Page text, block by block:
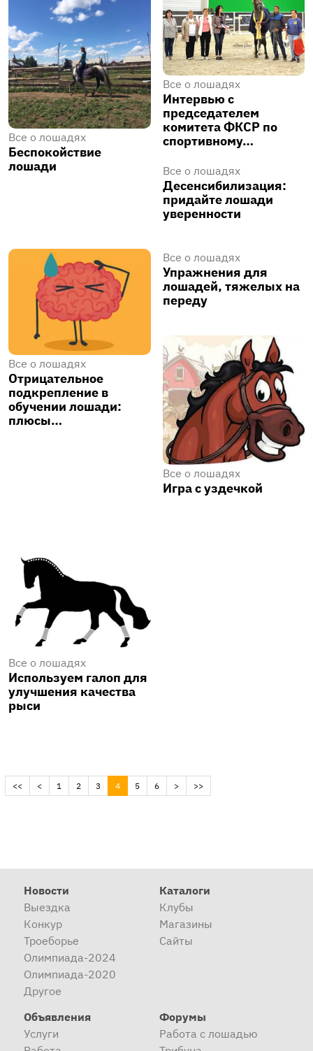
Все о лошадях
Беспокойствие
лошади
Все о лошадях
Интервью с
председателем
комитета ФКСР по
спортивному…
Все о лошадях
Десенсибилизация:
придайте лошади
уверенности
Все о лошадях
Отрицательное
подкрепление в
обучении лошади:
плюсы…
Все о лошадях
Упражнения для
лошадей, тяжелых на
переду
Все о лошадях
Игра с уздечкой
Все о лошадях
Используем галоп для
улучшения качества
рыси
<< < 1 2 3 4(current)
5 6 > >>
Новости
Выездка
Конкур
Троеборье
Олимпиада-2024
Олимпиада-2020
Другое
Каталоги
Клубы
Магазины
Сайты
Объявления
Услуги
Форумы
Работа с лошадью